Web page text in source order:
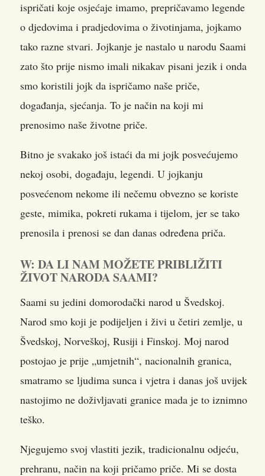
ispričati koje osjećaje imamo, prepričavamo legende
o djedovima i pradjedovima o životinjama, jojkamo
tako razne stvari. Jojkanje je nastalo u narodu Saami
zato što prije nismo imali nikakav pisani jezik i onda
smo koristili jojk da ispričamo naše priče,
događanja, sjećanja. To je način na koji mi
prenosimo naše životne priče.
Bitno je svakako još istaći da mi jojk posvećujemo
nekoj osobi, događaju, legendi. U jojkanju
posvećenom nekome ili nečemu obvezno se koriste
geste, mimika, pokreti rukama i tijelom, jer se tako
prenosila i prenosi se dan danas određena priča.
W: DA LI NAM MOŽETE PRIBLIŽITI
ŽIVOT NARODA SAAMI?
Saami su jedini domorodački narod u Švedskoj.
Narod smo koji je podijeljen i živi u četiri zemlje, u
Švedskoj, Norveškoj, Rusiji i Finskoj. Moj narod
postojao je prije „umjetnih“, nacionalnih granica,
smatramo se ljudima sunca i vjetra i danas još uvijek
nastojimo ne doživljavati granice mada je to iznimno
teško.
Njegujemo svoj vlastiti jezik, tradicionalnu odjeću,
prehranu, način na koji pričamo priče. Mi se dosta